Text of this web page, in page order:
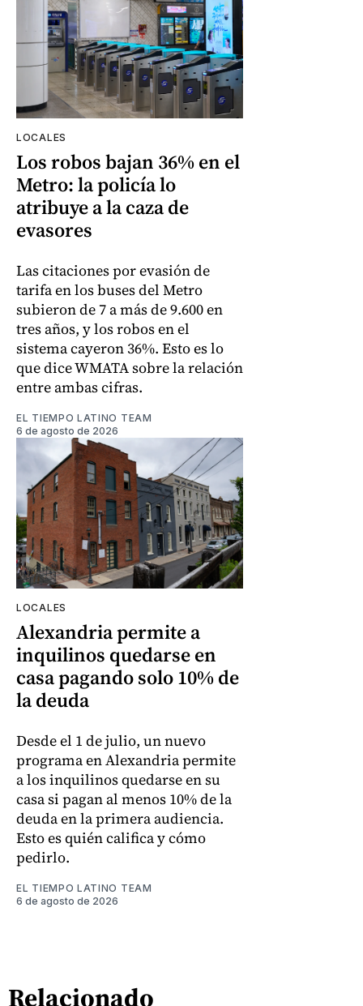
LOCALES
Los robos bajan 36% en el
Metro: la policía lo
atribuye a la caza de
evasores
Las citaciones por evasión de
tarifa en los buses del Metro
subieron de 7 a más de 9.600 en
tres años, y los robos en el
sistema cayeron 36%. Esto es lo
que dice WMATA sobre la relación
entre ambas cifras.
EL TIEMPO LATINO TEAM
6 de agosto de 2026
LOCALES
Alexandria permite a
inquilinos quedarse en
casa pagando solo 10% de
la deuda
Desde el 1 de julio, un nuevo
programa en Alexandria permite
a los inquilinos quedarse en su
casa si pagan al menos 10% de la
deuda en la primera audiencia.
Esto es quién califica y cómo
pedirlo.
EL TIEMPO LATINO TEAM
6 de agosto de 2026
Relacionado